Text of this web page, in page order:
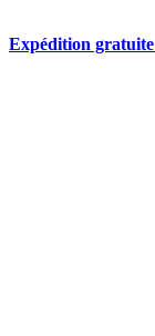
Expédition gratuite